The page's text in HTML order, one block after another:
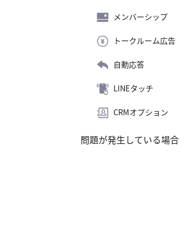
メンバーシップ
トークルーム広告
自動応答
LINEタッチ
CRMオプション
問題が発生している場合